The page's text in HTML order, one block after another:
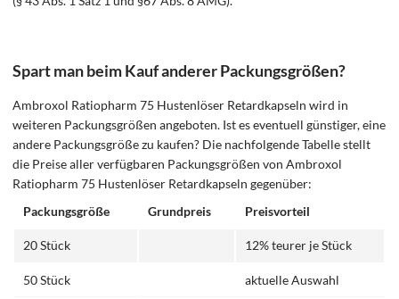
Spart man beim Kauf anderer Packungsgrößen?
Ambroxol Ratiopharm 75 Hustenlöser Retardkapseln wird in
weiteren Packungsgrößen angeboten. Ist es eventuell günstiger, eine
andere Packungsgröße zu kaufen? Die nachfolgende Tabelle stellt
die Preise aller verfügbaren Packungsgrößen von Ambroxol
Ratiopharm 75 Hustenlöser Retardkapseln gegenüber:
Packungsgröße
Grundpreis Preisvorteil
20 Stück 12% teurer je Stück
50 Stück aktuelle Auswahl